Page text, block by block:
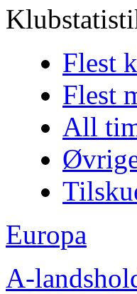
Flest
Flest
All
Europa
A-